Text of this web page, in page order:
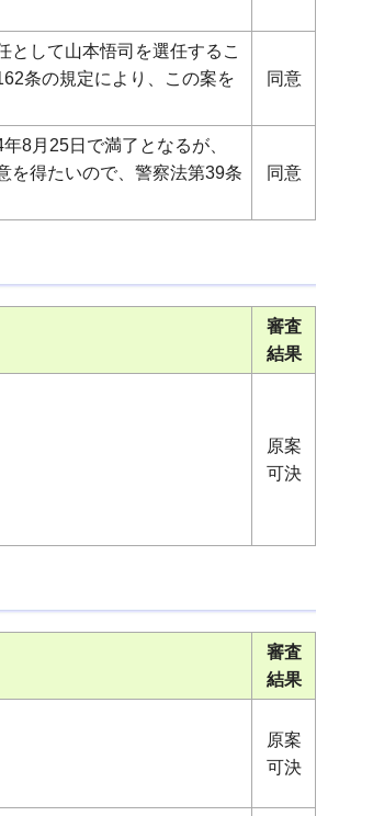
として山本悟司を選任するこ
条の規定により、この案を
同意
8月25日で満了となるが、
を得たいので、警察法第39条
同意
審査
結果
原案
可決
審査
結果
原案
可決